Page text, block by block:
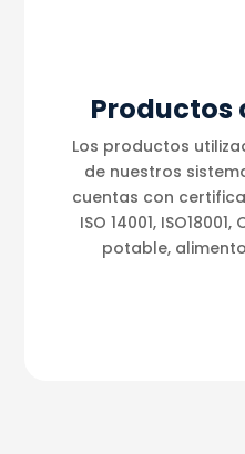
Los productos
de nuestros
cuentas con
ISO 14001,
potable,